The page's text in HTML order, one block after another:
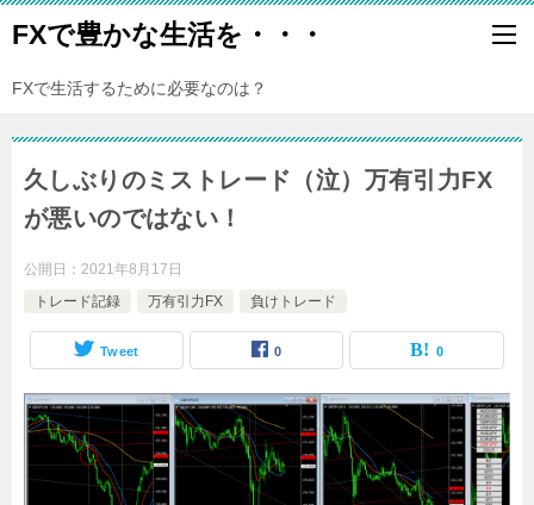
FXで豊かな生活を・・・
FXで生活するために必要なのは？
久しぶりのミストレード（泣）万有引力FX
が悪いのではない！
公開日： 2021年8月17日
トレード記録
万有引力FX 負けトレード
Tweet 0 0